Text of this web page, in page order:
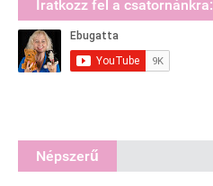
Iratkozz fel a csatornánkra:
Népszerű